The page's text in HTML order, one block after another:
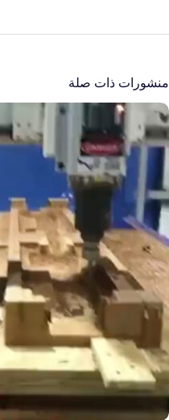
منشورات ذات صلة